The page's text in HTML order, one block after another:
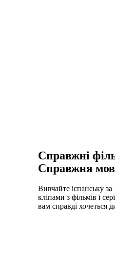
Справжні
Справжня
Вивчайте іспанську
кліпами з фільмів і
вам справді хочеться